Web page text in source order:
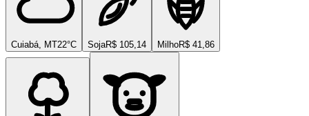
Cuiabá, MT22°C SojaR$ 105,14 MilhoR$ 41,86